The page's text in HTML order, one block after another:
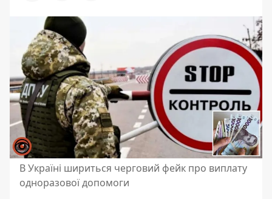
В Україні шириться черговий фейк про виплату
одноразової допомоги